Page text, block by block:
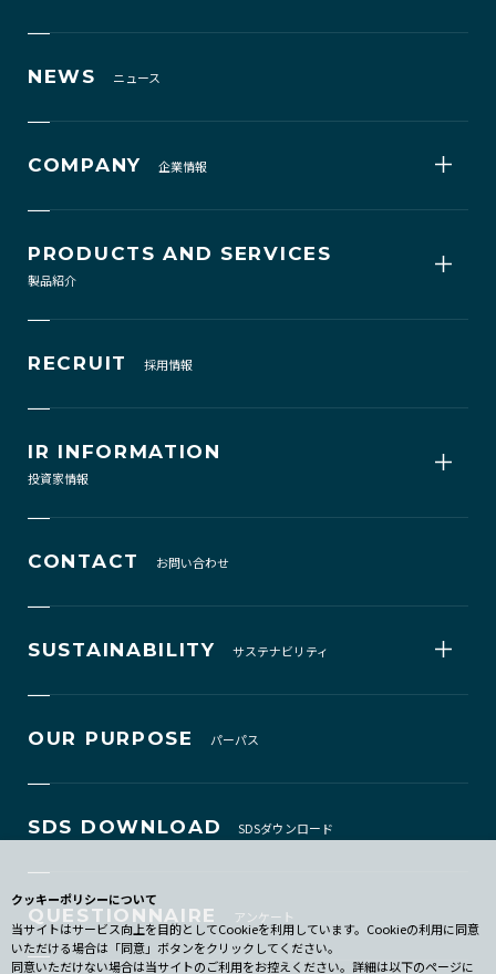
クッキーポリシーについて
当サイトはサービス向上を目的としてCookieを利用しています。Cookieの利用に同意
いただける場合は「同意」ボタンをクリックしてください。
同意いただけない場合は当サイトのご利用をお控えください。詳細は以下のページに
NEWS ニュース
COMPANY 企業情報
PRODUCTS AND SERVICES
製品紹介
RECRUIT 採用情報
IR INFORMATION
投資家情報
CONTACT お問い合わせ
SUSTAINABILITY サステナビリティ
OUR PURPOSE パーパス
SDS DOWNLOAD SDSダウンロード
QUESTIONNAIRE アンケート